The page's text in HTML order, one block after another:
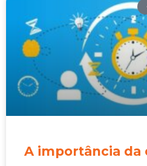
A importância da